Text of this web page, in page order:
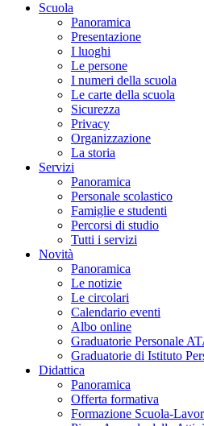
Scuola
Panoramica
Presentazione
I luoghi
Le persone
I numeri della scuola
Le carte della scuola
Sicurezza
Privacy
Organizzazione
La storia
Servizi
Panoramica
Personale scolastico
Famiglie e studenti
Percorsi di studio
Tutti i servizi
Novità
Panoramica
Le notizie
Le circolari
Calendario eventi
Albo online
Graduatorie Personale
Graduatorie di Istituto
Didattica
Panoramica
Offerta formativa
Formazione Scuola-